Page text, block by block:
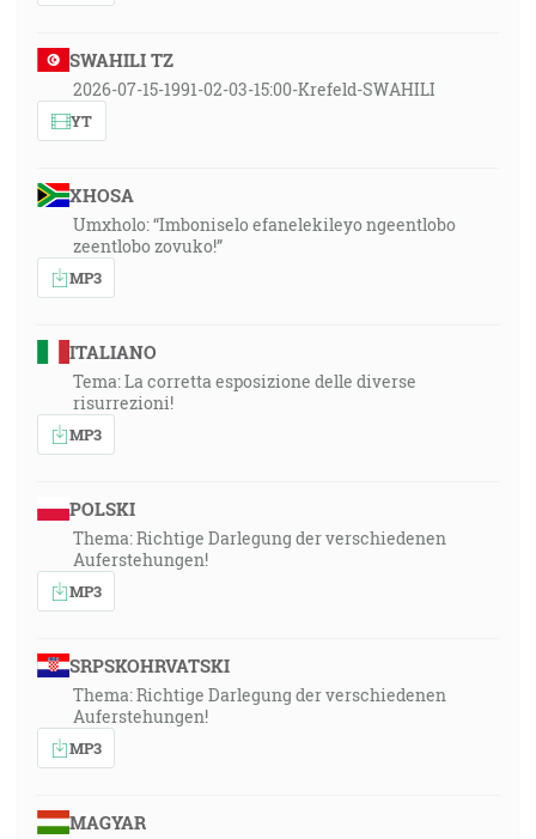
SWAHILI TZ
2026-07-15-1991-02-03-15:00-Krefeld-SWAHILI
YT
XHOSA
Umxholo: “Imboniselo efanelekileyo ngeentlobo
zeentlobo zovuko!”
MP3
ITALIANO
Tema: La corretta esposizione delle diverse
risurrezioni!
MP3
POLSKI
Thema: Richtige Darlegung der verschiedenen
Auferstehungen!
MP3
SRPSKOHRVATSKI
Thema: Richtige Darlegung der verschiedenen
Auferstehungen!
MP3
MAGYAR